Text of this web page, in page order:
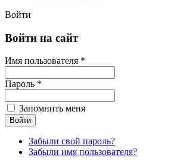
Войти
Войти на сайт
Имя пользователя *
Пароль *
Запомнить меня
Забыли свой пароль?
Забыли имя пользователя?